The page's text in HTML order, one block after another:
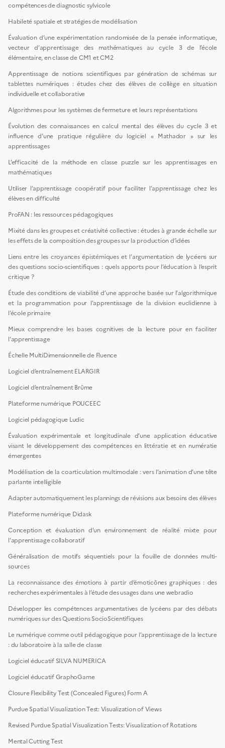
compétences de diagnostic sylvicole
Habileté spatiale et stratégies de modélisation
Évaluation d’une expérimentation randomisée de la pensée informatique,
vecteur d’apprentissage des mathématiques au cycle 3 de l’école
élémentaire, en classe de CM1 et CM2
Apprentissage de notions scientifiques par génération de schémas sur
tablettes numériques : études chez des élèves de collège en situation
individuelle et collaborative
Algorithmes pour les systèmes de fermeture et leurs représentations
Évolution des connaissances en calcul mental des élèves du cycle 3 et
influence d’une pratique régulière du logiciel « Mathador » sur les
apprentissages
L’efficacité de la méthode en classe puzzle sur les apprentissages en
mathématiques
Utiliser l’apprentissage coopératif pour faciliter l’apprentissage chez les
élèves en difficulté
ProFAN : les ressources pédagogiques
Mixité dans les groupes et créativité collective : études à grande échelle sur
les effets de la composition des groupes sur la production d’idées
Liens entre les croyances épistémiques et l’argumentation de lycéens sur
des questions socio-scientifiques : quels apports pour l’éducation à l’esprit
critique ?
Étude des conditions de viabilité d’une approche basée sur l’algorithmique
et la programmation pour l’apprentissage de la division euclidienne à
l’école primaire
Mieux comprendre les bases cognitives de la lecture pour en faciliter
l’apprentissage
Échelle MultiDimensionnelle de Fluence
Logiciel d’entraînement ELARGIR
Logiciel d’entraînement Brûme
Plateforme numérique POUCEEC
Logiciel pédagogique Ludic
Évaluation expérimentale et longitudinale d’une application éducative
visant le développement des compétences en littératie et en numératie
émergentes
Modélisation de la coarticulation multimodale : vers l’animation d’une tête
parlante intelligible
Adapter automatiquement les plannings de révisions aux besoins des élèves
Plateforme numérique Didask
Conception et évaluation d’un environnement de réalité mixte pour
l’apprentissage collaboratif
Généralisation de motifs séquentiels pour la fouille de données multi-
sources
La reconnaissance des émotions à partir d’émoticônes graphiques : des
recherches expérimentales à l’étude des usages dans une webradio
Développer les compétences argumentatives de lycéens par des débats
numériques sur des Questions SocioScientifiques
Le numérique comme outil pédagogique pour l’apprentissage de la lecture
: du laboratoire à la salle de classe
Logiciel éducatif SILVA NUMERICA
Logiciel éducatif GraphoGame
Closure Flexibility Test (Concealed Figures) Form A
Purdue Spatial Visualization Test: Visualization of Views
Revised Purdue Spatial Visualization Tests: Visualization of Rotations
Mental Cutting Test